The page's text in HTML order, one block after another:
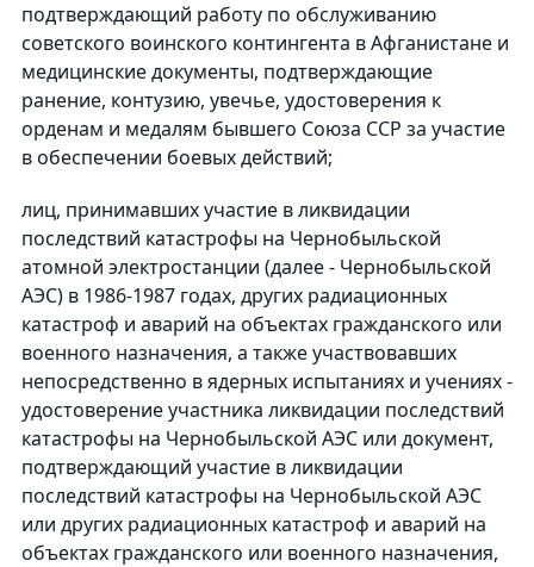
подтверждающий работу по обслуживанию
советского воинского контингента в Афганистане и
медицинские документы, подтверждающие
ранение, контузию, увечье, удостоверения к
орденам и медалям бывшего Союза ССР за участие
в обеспечении боевых действий;
лиц, принимавших участие в ликвидации
последствий катастрофы на Чернобыльской
атомной электростанции (далее - Чернобыльской
АЭС) в 1986-1987 годах, других радиационных
катастроф и аварий на объектах гражданского или
военного назначения, а также участвовавших
непосредственно в ядерных испытаниях и учениях -
удостоверение участника ликвидации последствий
катастрофы на Чернобыльской АЭС или документ,
подтверждающий участие в ликвидации
последствий катастрофы на Чернобыльской АЭС
или других радиационных катастроф и аварий на
объектах гражданского или военного назначения,